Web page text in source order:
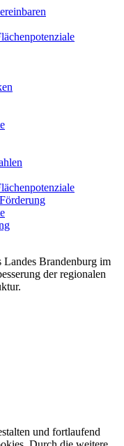
Brandenburg im
der regionalen
und fortlaufend